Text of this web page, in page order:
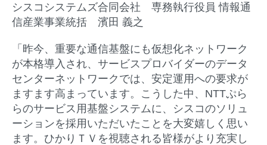
シスコシステムズ合同会社 専務執行役員情報通
信産業事業統括 濱田 義之
「昨今、重要な通信基盤にも仮想化ネットワーク
が本格導入され、サービスプロバイダーのデータ
センターネットワークでは、安定運用への要求が
ますます高まっています。こうした中、NTTぷら
らのサービス用基盤システムに、シスコのソリュ
ーションを採用いただいたことを大変嬉しく思い
ます。ひかりＴＶを視聴される皆様がより充実し